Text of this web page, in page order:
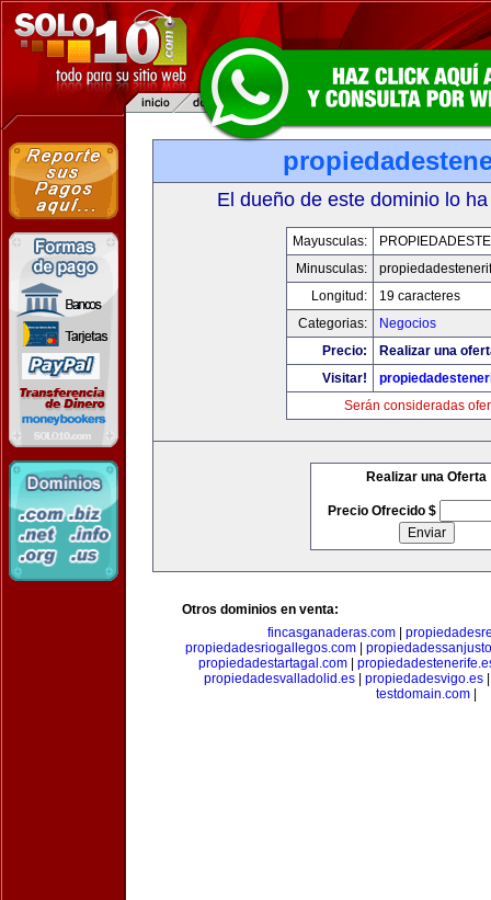
El dueño de este dominio lo
Mayusculas:
Minusculas:
Longitud:
19 caracteres
Categorias:
Negocios
Precio:
Realizar una
Visitar!
Serán consideradas
Realizar una Oferta
Precio Ofrecido $
Otros dominios en venta:
fincasganaderas.com|
propiedadesriogallegos.com|
propiedadestartagal.com|
propiedadesvalladolid.es
propiedadesvigo.es
testdomain.com